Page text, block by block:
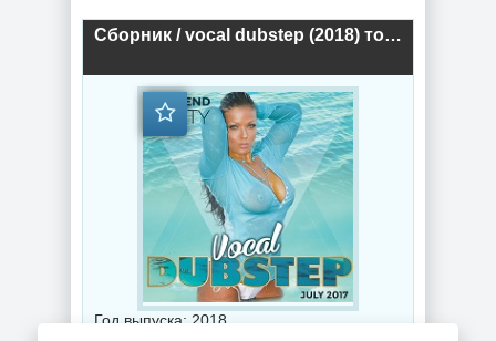
Сборник / vocal dubstep (2018) торрент
Год выпуска: 2018